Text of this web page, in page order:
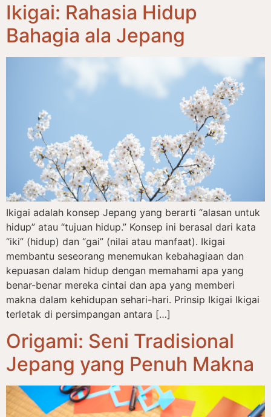
Ikigai: Rahasia Hidup
Bahagia ala Jepang
Ikigai adalah konsep Jepang yang berarti “alasan untuk
hidup” atau “tujuan hidup.” Konsep ini berasal dari kata
“iki” (hidup) dan “gai” (nilai atau manfaat). Ikigai
membantu seseorang menemukan kebahagiaan dan
kepuasan dalam hidup dengan memahami apa yang
benar-benar mereka cintai dan apa yang memberi
makna dalam kehidupan sehari-hari. Prinsip Ikigai Ikigai
terletak di persimpangan antara […]
Origami: Seni Tradisional
Jepang yang Penuh Makna